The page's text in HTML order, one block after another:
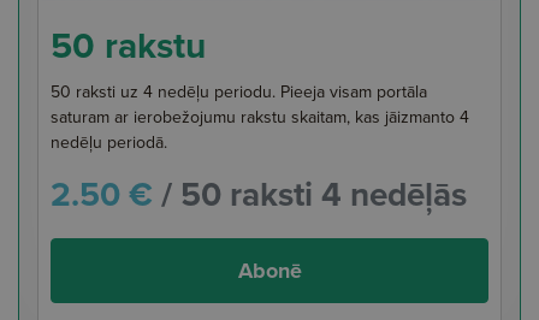
50 rakstu
50 raksti uz 4 nedēļu periodu. Pieeja visam portāla
saturam ar ierobežojumu rakstu skaitam, kas jāizmanto 4
nedēļu periodā.
2.50 €/ 50 raksti 4 nedēļās
Abonē